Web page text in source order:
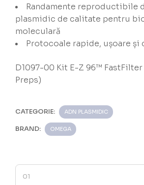
Randamente reproductibile
plasmidic de calitate pentru
moleculară
Protocoale rapide, ușoare și
D1097-00 Kit E-Z 96™ FastFilter
Preps)
CATEGORIE: ADN PLASMIDIC
BRAND: OMEGA